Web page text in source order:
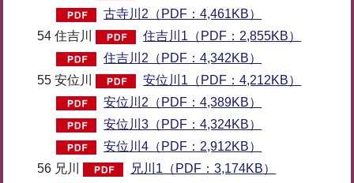
古寺川2（PDF：4,461KB）
54 住吉川
住吉川1（PDF：2,855KB）
住吉川2（PDF：4,342KB）
55 安位川
安位川1（PDF：4,212KB）
安位川2（PDF：4,389KB）
安位川3（PDF：4,324KB）
安位川4（PDF：2,912KB）
56 兄川
兄川1（PDF：3,174KB）